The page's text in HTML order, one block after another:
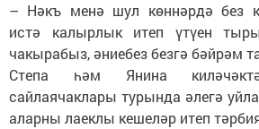
– Нәкъ менә шул көннәрдә без
истә калырлык итеп үтүен
чакырабыз, әниебез безгә бәйрәм
Степа һәм Янина
сайлаячаклары турында әлегә
аларны лаеклы кешеләр итеп